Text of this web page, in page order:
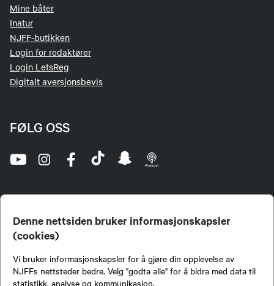
Denne nettsiden bruker informasjonskapsler
(cookies)
Vi bruker informasjonskapsler for å gjøre din opplevelse av
NJFFs nettsteder bedre. Velg "godta alle" for å bidra med data til
statistikk, analyse og kommunikasjon.
Mine båter
Inatur
NJFF-butikken
Login for redaktører
Login LetsReg
Digitalt aversjonsbevis
FØLG OSS
jegere og sportsfiskere og et av de viktigste miljøene for formidling av kunnskap om jakt og
fiske i Norge. Vi er en partipolitisk nøytral organisasjon, men har et sterkt jakt-, fiske-, og
naturpolitisk engasjement i mange saker.